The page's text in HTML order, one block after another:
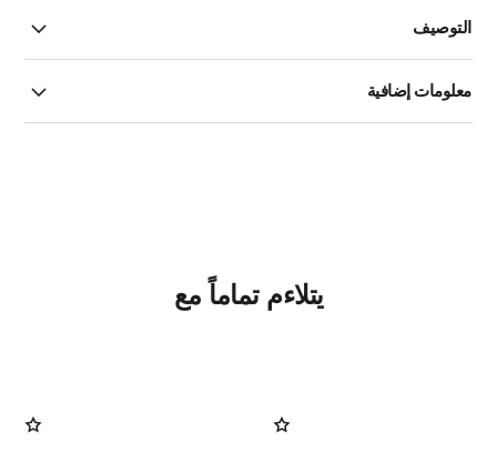
التوصيف
معلومات إضافية
يتلاءم تماماً مع